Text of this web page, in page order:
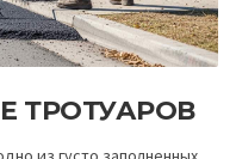
ТРОТУАРОВ